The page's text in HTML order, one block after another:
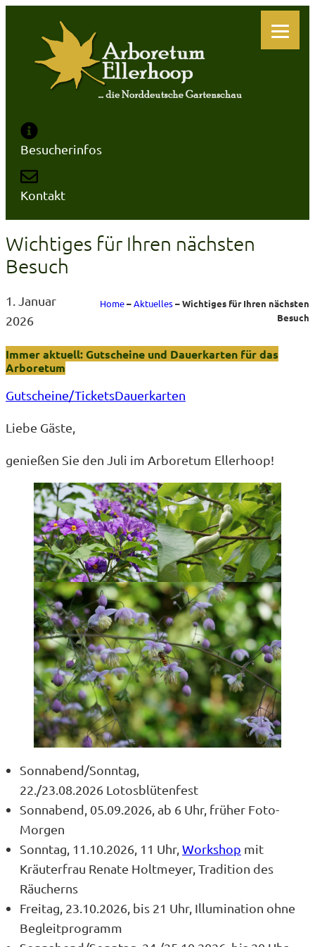
springen
Besucherinfos
Kontakt
Wichtiges für Ihren nächsten
Besuch
1. Januar
2026
Home–Aktuelles–Wichtiges für Ihren nächsten
Besuch
Immer aktuell: Gutscheine und Dauerkarten für das
Arboretum
Gutscheine/TicketsDauerkarten
Liebe Gäste,
genießen Sie den Juli im Arboretum Ellerhoop!
Sonnabend/Sonntag,
22./23.08.2026 Lotosblütenfest
Sonnabend, 05.09.2026, ab 6 Uhr, früher Foto-
Morgen
Sonntag, 11.10.2026, 11 Uhr, Workshop mit
Kräuterfrau Renate Holtmeyer, Tradition des
Räucherns
Freitag, 23.10.2026, bis 21 Uhr, Illumination ohne
Begleitprogramm